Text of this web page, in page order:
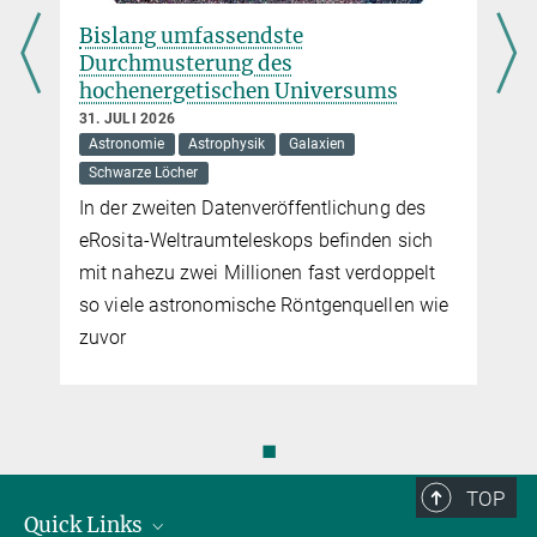
Max Planck Institute for Gravitational Physics
Prof. Dr. Dr. h.c. Karsten Danzmann
Max-Planck-Institut für Gravitationsphysik, Teilinstitut Hannover,
Hannover
+49 511 762-2356
karsten.danzmann@...
Dr. Frank Ohme
Hannover
+49 511 762-17171
Institute of Space Sciences, Barcelona
Bislang umfassendste
Durchmusterung des
hochenergetischen Universums
31. JULI 2026
Astronomie
Astrophysik
Galaxien
Schwarze Löcher
In der zweiten Datenveröffentlichung des
eRosita-Weltraumteleskops befinden sich
mit nahezu zwei Millionen fast verdoppelt
so viele astronomische Röntgenquellen wie
zuvor
◼
TOP
Quick Links